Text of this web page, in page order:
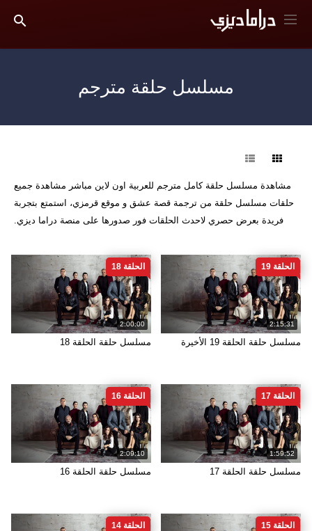
مسلسل حلقة مترجم
مشاهدة مسلسل حلقة كامل مترجم للعربية اون لاين مباشر مشاهدة جميع
حلقات مسلسل حلقة من ترجمة قصة عشق و موقع قرمزي، استمتع بتجربة
فريدة بعرض حصري لاحدث الحلقات فور صدورها على منصة دراما ديزي.
2:15:31
الحلقة 19
مسلسل حلقة الحلقة 19 الأخيرة
2:00:00
الحلقة 18
مسلسل حلقة الحلقة 18
1:59:52
الحلقة 17
مسلسل حلقة الحلقة 17
2:09:10
الحلقة 16
مسلسل حلقة الحلقة 16
الحلقة 15 الحلقة 14